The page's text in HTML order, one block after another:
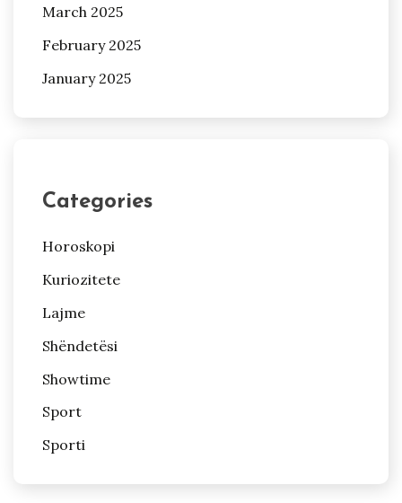
March 2025
February 2025
January 2025
Categories
Horoskopi
Kuriozitete
Lajme
Shëndetësi
Showtime
Sport
Sporti